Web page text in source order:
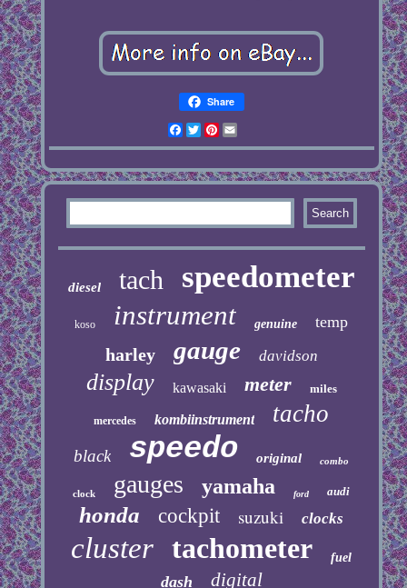
Share
Facebook
TwitterPinterest
diesel tach speedometer
koso instrument genuine temp
harley gauge davidson
display kawasaki meter miles
mercedes kombiinstrument tacho
black speedo original combo
clock gauges yamaha ford audi
honda cockpit suzuki clocks
cluster tachometer fuel
dash digital